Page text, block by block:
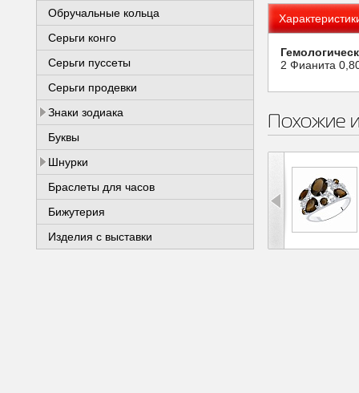
Обручальные кольца
Серьги конго
Серьги пуссеты
Серьги продевки
Знаки зодиака
Буквы
Шнурки
Браслеты для часов
Бижутерия
Изделия с выставки
2 Фианита
Похожие